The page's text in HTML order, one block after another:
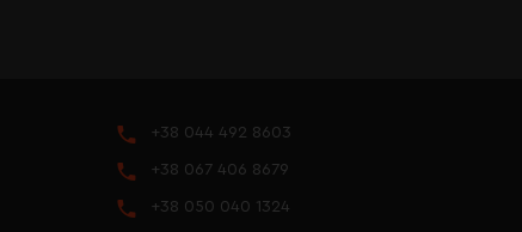
+38 044 492 8603
+38 067 406 8679
+38 050 040 1324